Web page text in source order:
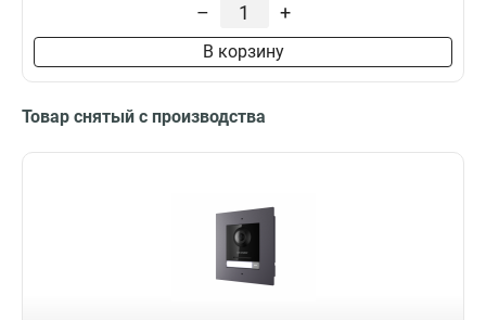
– +
В корзину
Товар снятый с производства